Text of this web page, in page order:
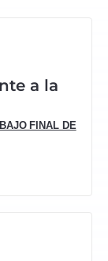
a la
FINAL DE